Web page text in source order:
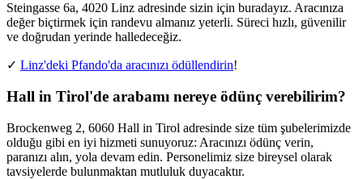
Steingasse 6a, 4020 Linz adresinde sizin için buradayız. Aracınıza
değer biçtirmek için randevu almanız yeterli. Süreci hızlı, güvenilir
ve doğrudan yerinde halledeceğiz.
✓ Linz'deki Pfando'da aracınızı ödüllendirin!
Hall in Tirol'de arabamı nereye ödünç verebilirim?
Brockenweg 2, 6060 Hall in Tirol adresinde size tüm şubelerimizde
olduğu gibi en iyi hizmeti sunuyoruz: Aracınızı ödünç verin,
paranızı alın, yola devam edin. Personelimiz size bireysel olarak
tavsiyelerde bulunmaktan mutluluk duyacaktır.